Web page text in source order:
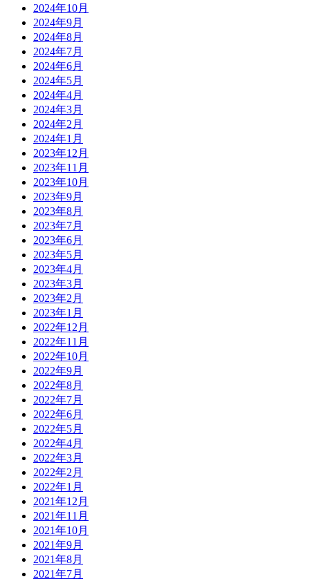
2024年10月
2024年9月
2024年8月
2024年7月
2024年6月
2024年5月
2024年4月
2024年3月
2024年2月
2024年1月
2023年12月
2023年11月
2023年10月
2023年9月
2023年8月
2023年7月
2023年6月
2023年5月
2023年4月
2023年3月
2023年2月
2023年1月
2022年12月
2022年11月
2022年10月
2022年9月
2022年8月
2022年7月
2022年6月
2022年5月
2022年4月
2022年3月
2022年2月
2022年1月
2021年12月
2021年11月
2021年10月
2021年9月
2021年8月
2021年7月